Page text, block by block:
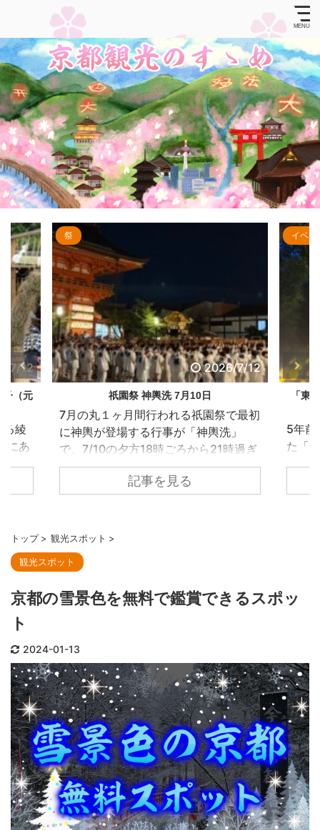
7/12
過ぎ
日の
祓
お迎
ま
輿
。 差
四
イベント
2026/7/11
「東山観月路」 この夏、高台寺で開催のラ
イトアップイベント
5年前まで、東山区一帯で開催されてい
た「東山花灯路」がアレンジを経て、
高台寺にて「東山観月路」として開
催！ 台所坂と竹のライトアップ。ミス
トの演出で坂道が幻想的な空間に 日の
ょうどこの時期に行われている祇園祭
の長刀鉾をモチーフにしています。 方
丈前にある枯山水庭園の波心庭当ライ
とはできませんが、横から庭園を眺め
山堂へと向かう観月台豊臣秀吉の正室
である北政所が亡き秀吉を ...
記事を見る
カフェ
宇治
宇治
本格
風の
ュー
て訪
トップ > 観光スポット >
観光スポット
京都の雪景色を無料で鑑賞できるスポッ
ト
2024-01-13